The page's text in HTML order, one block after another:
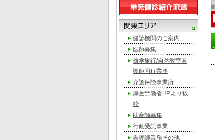
健診機関のご案内
医師募集
修学旅行/自然教室看
護師同行業務
介護保険事業所
厚生労働省HPより抜
粋
助産師募集
行政受託事業
看護師業務その他